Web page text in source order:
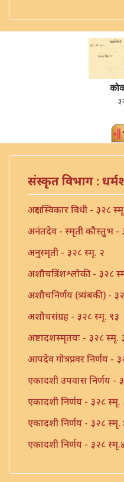
संस्कृत विभाग :
अक्षर स्विकार विधी - ३२८
अनंतदेव - स्मृती कौस्तुभ -
अनुस्मृती - ३२८ स्मृ. २
अशौचत्रिंशश्लोकी - ३२८
अशौचनिर्णय (त्र्यंबकी) -
अशौचसंग्रह - ३२८ स्मृ. ९३
अष्टादशस्मृतयः - ३२८ स्मृ.
आपदेव गोत्रप्रवर निर्णय -
एकादशी उपवास निर्णय -
एकादशी निर्णय - ३२८ स्मृ.
एकादशी निर्णय - ३२८ स्मृ.
एकादशी निर्णय - ३२८